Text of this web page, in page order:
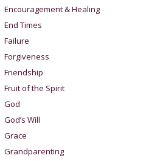
Encouragement & Healing
End Times
Failure
Forgiveness
Friendship
Fruit of the Spirit
God
God’s Will
Grace
Grandparenting